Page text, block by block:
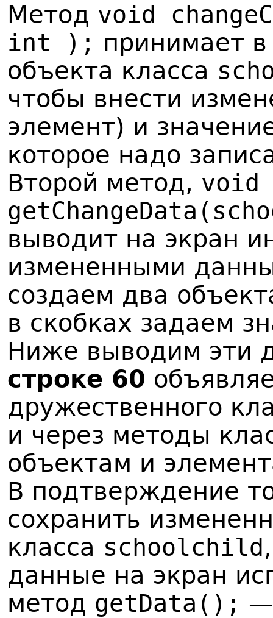
Метод void
int ); принимает
объекта класса
чтобы внести
элемент) и
которое надо
Второй метод, void
выводит на экран
измененными
создаем два
в скобках задаем
Ниже выводим эти
строке 60
дружественного
и через методы
объектам и
В подтверждение
сохранить
класса schoolchild
данные на экран
метод getData();